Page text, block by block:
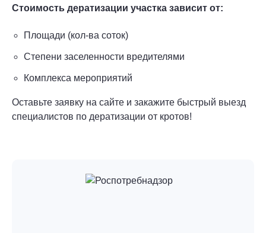
Стоимость дератизации участка зависит от:
Площади (кол-ва соток)
Степени заселенности вредителями
Комплекса мероприятий
Оставьте заявку на сайте и закажите быстрый выезд
специалистов по дератизации от кротов!